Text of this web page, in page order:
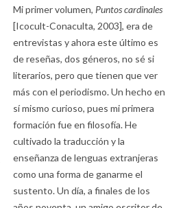
Mi primer volumen, Puntos cardinales
[Icocult-Conaculta, 2003], era de
entrevistas y ahora este último es
de reseñas, dos géneros, no sé si
literarios, pero que tienen que ver
más con el periodismo. Un hecho en
sí mismo curioso, pues mi primera
formación fue en filosofía. He
cultivado la traducción y la
enseñanza de lenguas extranjeras
como una forma de ganarme el
sustento. Un día, a finales de los